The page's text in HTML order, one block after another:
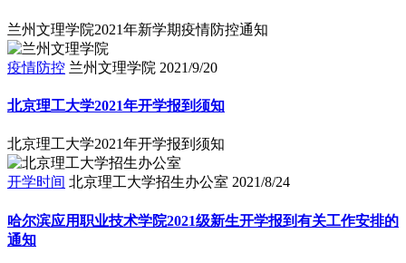
兰州文理学院2021年新学期疫情防控通知
疫情防控 兰州文理学院 2021/9/20
北京理工大学2021年开学报到须知
北京理工大学2021年开学报到须知
开学时间 北京理工大学招生办公室 2021/8/24
哈尔滨应用职业技术学院2021级新生开学报到有关工作安排的
通知